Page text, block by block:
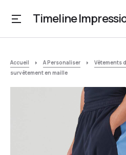
Timeline
Accueil A Personaliser Vêtements
survêtement en maille